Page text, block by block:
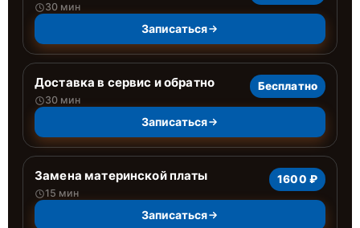
30 мин
Записаться
Доставка в сервис и обратно
30 мин
Бесплатно
Записаться
Замена материнской платы
15 мин
1600 ₽
Записаться